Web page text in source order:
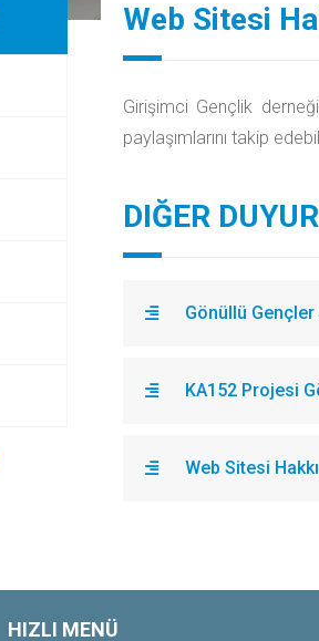
Web Sitesi
Girişimci Gençlik
paylaşımlarını takip
DIĞER
Gönüllü
KA152 Projesi
Web Sitesi
HIZLI MENÜ